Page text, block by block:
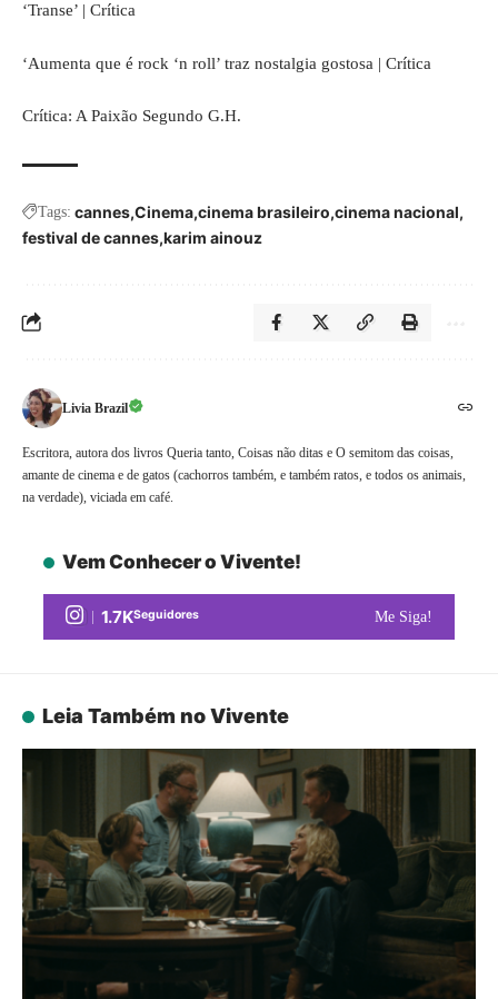
‘Transe’ | Crítica
‘Aumenta que é rock ‘n roll’ traz nostalgia gostosa | Crítica
Crítica: A Paixão Segundo G.H.
Tags: cannes Cinema cinema brasileiro cinema nacional
festival de cannes karim ainouz
Livia Brazil
Escritora, autora dos livros Queria tanto, Coisas não ditas e O semitom das coisas,
amante de cinema e de gatos (cachorros também, e também ratos, e todos os animais,
na verdade), viciada em café.
Vem Conhecer o Vivente!
1.7KSeguidores Me Siga!
Leia Também no Vivente